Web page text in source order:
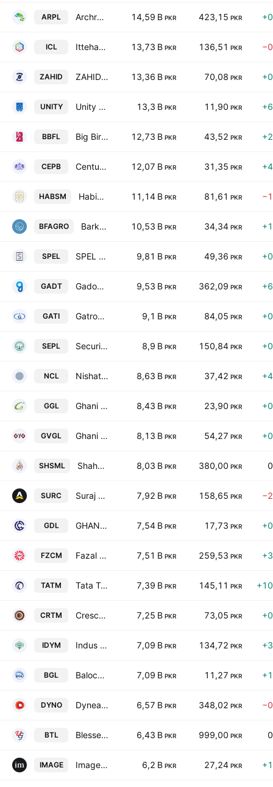
ARPL Archroma Pakistan Limited 14,59 B PKR 423,15 PKR
ICL Ittehad Chemicals Limited 13,73 B PKR 136,51 PKR
ZAHID ZAHIDJEE Textile Mills Limited 13,36 B PKR 70,08 PKR
UNITY Unity Foods Ltd 13,3 B PKR 11,90 PKR
BBFL Big Bird Foods Limited 12,73 B PKR 43,52 PKR
CEPB Century Paper & Board Mills Limited 12,07 B PKR 31,35 PKR
HABSM Habib Sugar Mills Limited 11,14 B PKR 81,61 PKR
BFAGRO Barkat Frisian Agro Limited 10,53 B PKR 34,34 PKR
SPEL SPEL Limited 9,81 B PKR 49,36 PKR
GADT Gadoon Textile Mills Limited 9,53 B PKR 362,09 PKR
GATI Gatron Industries Ltd. 9,1 B PKR 84,05 PKR
SEPL Security Papers Limited. 8,9 B PKR 150,84 PKR
NCL Nishat Chunian Ltd. 8,63 B PKR 37,42 PKR
GGL Ghani Global Holdings Limited 8,43 B PKR 23,90 PKR
GVGL Ghani Value Glass Limited 8,13 B PKR 54,27 PKR
SHSML Shahmurad Sugar Mills Limited 8,03 B PKR 380,00 PKR
SURC Suraj Cotton Mills Limited. 7,92 B PKR 158,65 PKR
GDL GHANI DAIRIES LIMITED 7,54 B PKR 17,73 PKR
FZCM Fazal Cloth Mills Limited 7,51 B PKR 259,53 PKR
TATM Tata Textile Mills Limited 7,39 B PKR 145,11 PKR
CRTM Crescent Textile Mills Ltd. 7,25 B PKR 73,05 PKR
IDYM Indus Dyeing & Manufacturing Co. Ltd. 7,09 B PKR 134,72 PKR
BGL Balochistan Glass Ltd. 7,09 B PKR 11,27 PKR
DYNO Dynea Pakistan Limited 6,57 B PKR 348,02 PKR
BTL Blessed Textiles Limited 6,43 B PKR 999,00 PKR
IMAGE Image Pakistan Limited 6,2 B PKR 27,24 PKR